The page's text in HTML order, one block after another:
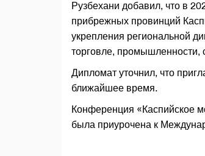
Рузбехани добавил, что в
прибрежных провинций
укрепления региональной
торговле, промышленности,
Дипломат уточнил, что
ближайшее время.
Конференция «Каспийское
была приурочена к